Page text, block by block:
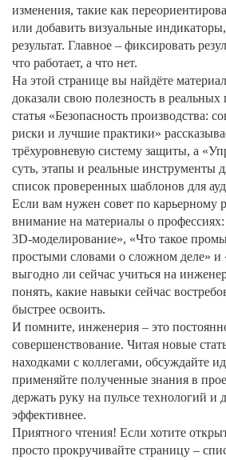
изменения, такие как
или добавить визуальные
результат. Главное – фиксировать
что работает, а что нет.
На этой странице вы найдёте
доказали свою полезность в
статья «Безопасность производства:
риски и лучшие практики»
трёхуровневую систему защиты, а
суть, этапы и реальные инструменты
список проверенных шаблонов для
Если вам нужен совет по карьерному
внимание на материалы о профессиях:
3D‑моделирование», «Что такое
простыми словами о сложном деле»
выгодно ли сейчас учиться на
понять, какие навыки сейчас
быстрее освоить.
И помните, инженерия – это
совершенствование. Читая новые
находками с коллегами, обсуждайте
применяйте полученные знания в
держать руку на пульсе технологий и
эффективнее.
Приятного чтения! Если хотите
просто прокручивайте страницу –